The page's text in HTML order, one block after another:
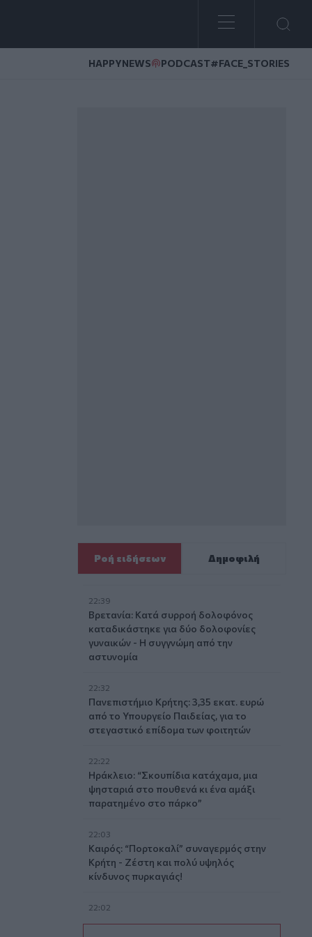
HAPPYNEWS PODCAST#FACE_STORIES
Ροή ειδήσεων Δημοφιλή
22:39
Βρετανία: Κατά συρροή δολοφόνος
καταδικάστηκε για δύο δολοφονίες
γυναικών - Η συγγνώμη από την
αστυνομία
22:32
Πανεπιστήμιο Κρήτης: 3,35 εκατ. ευρώ
από το Υπουργείο Παιδείας, για το
στεγαστικό επίδομα των φοιτητών
22:22
Ηράκλειο: “Σκουπίδια κατάχαμα, μια
ψησταριά στο πουθενά κι ένα αμάξι
παρατημένο στο πάρκο”
22:03
Καιρός: “Πορτοκαλί” συναγερμός στην
Κρήτη - Ζέστη και πολύ υψηλός
κίνδυνος πυρκαγιάς!
22:02
Σφοδρή επίθεση κατά Καρυστιανού-